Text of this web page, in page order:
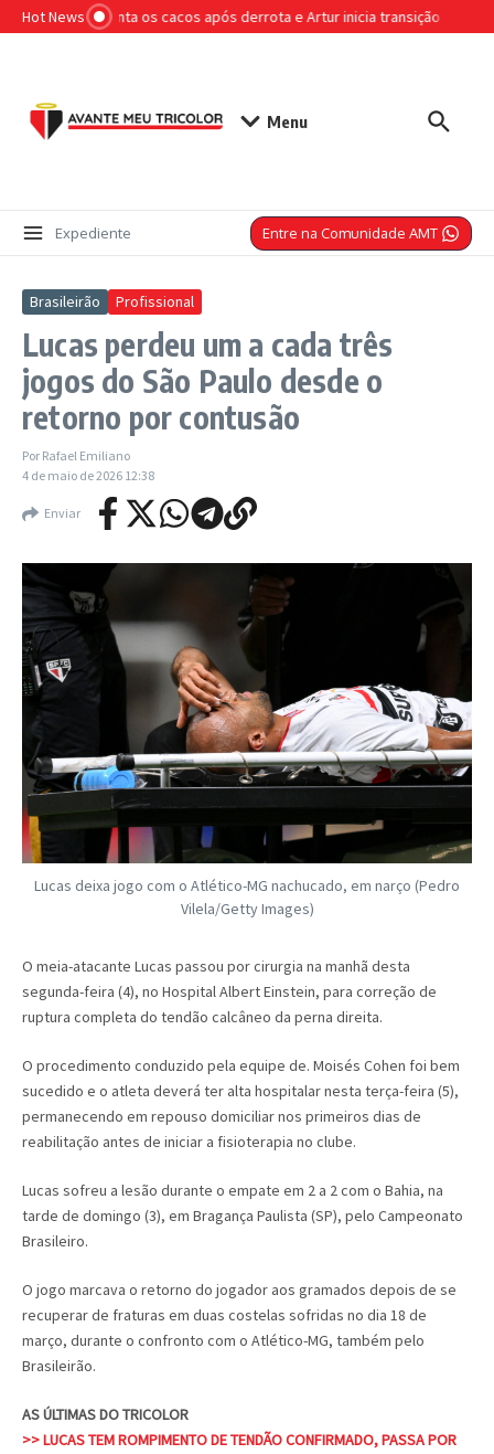
Ir para o conteúdo
Hot News
São Paulo junta os cacos após derrota e Artur inicia transição de olho
Menu
Expediente Entre na Comunidade AMT
Brasileirão Profissional
Lucas perdeu um a cada três
jogos do São Paulo desde o
retorno por contusão
Por Rafael Emiliano
4 de maio de 2026 12:38
Enviar
Lucas deixa jogo com o Atlético-MG nachucado, em narço (Pedro
Vilela/Getty Images)
O meia-atacante Lucas passou por cirurgia na manhã desta
segunda-feira (4), no Hospital Albert Einstein, para correção de
ruptura completa do tendão calcâneo da perna direita.
O procedimento conduzido pela equipe de. Moisés Cohen foi bem
sucedido e o atleta deverá ter alta hospitalar nesta terça-feira (5),
permanecendo em repouso domiciliar nos primeiros dias de
reabilitação antes de iniciar a fisioterapia no clube.
Lucas sofreu a lesão durante o empate em 2 a 2 com o Bahia, na
tarde de domingo (3), em Bragança Paulista (SP), pelo Campeonato
Brasileiro.
O jogo marcava o retorno do jogador aos gramados depois de se
recuperar de fraturas em duas costelas sofridas no dia 18 de
março, durante o confronto com o Atlético-MG, também pelo
Brasileirão.
AS ÚLTIMAS DO TRICOLOR
>> LUCAS TEM ROMPIMENTO DE TENDÃO CONFIRMADO, PASSA POR